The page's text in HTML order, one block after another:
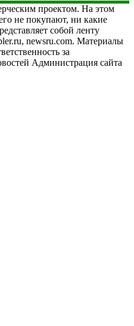
проектом. На этом
не покупают, ни какие
собой ленту
newsru.com. Материалы
за
Администрация сайта